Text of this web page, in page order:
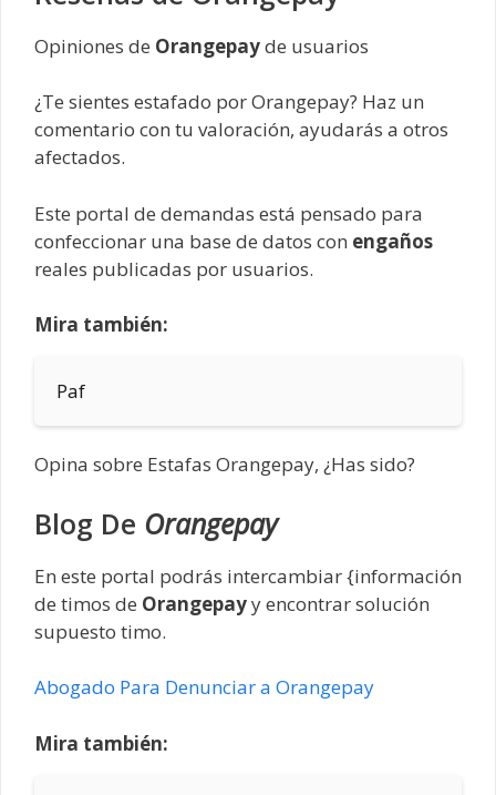
Opiniones de Orangepayde usuarios
¿Te sientes estafado por Orangepay? Haz un
comentario con tu valoración, ayudarás a otros
afectados.
Este portal de demandas está pensado para
confeccionar una base de datos con engaños
reales publicadas por usuarios.
Mira también:
Paf
Opina sobre Estafas Orangepay, ¿Has sido?
Blog De Orangepay
En este portal podrás intercambiar {información
de timos de Orangepayy encontrar solución
supuesto timo.
Abogado Para Denunciar a Orangepay
Mira también: